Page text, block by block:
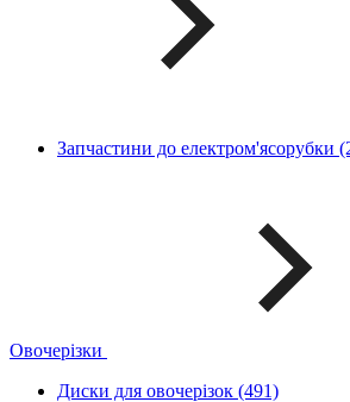
Запчастини до електром'ясорубки
Овочерізки
Диски для овочерізок (491)